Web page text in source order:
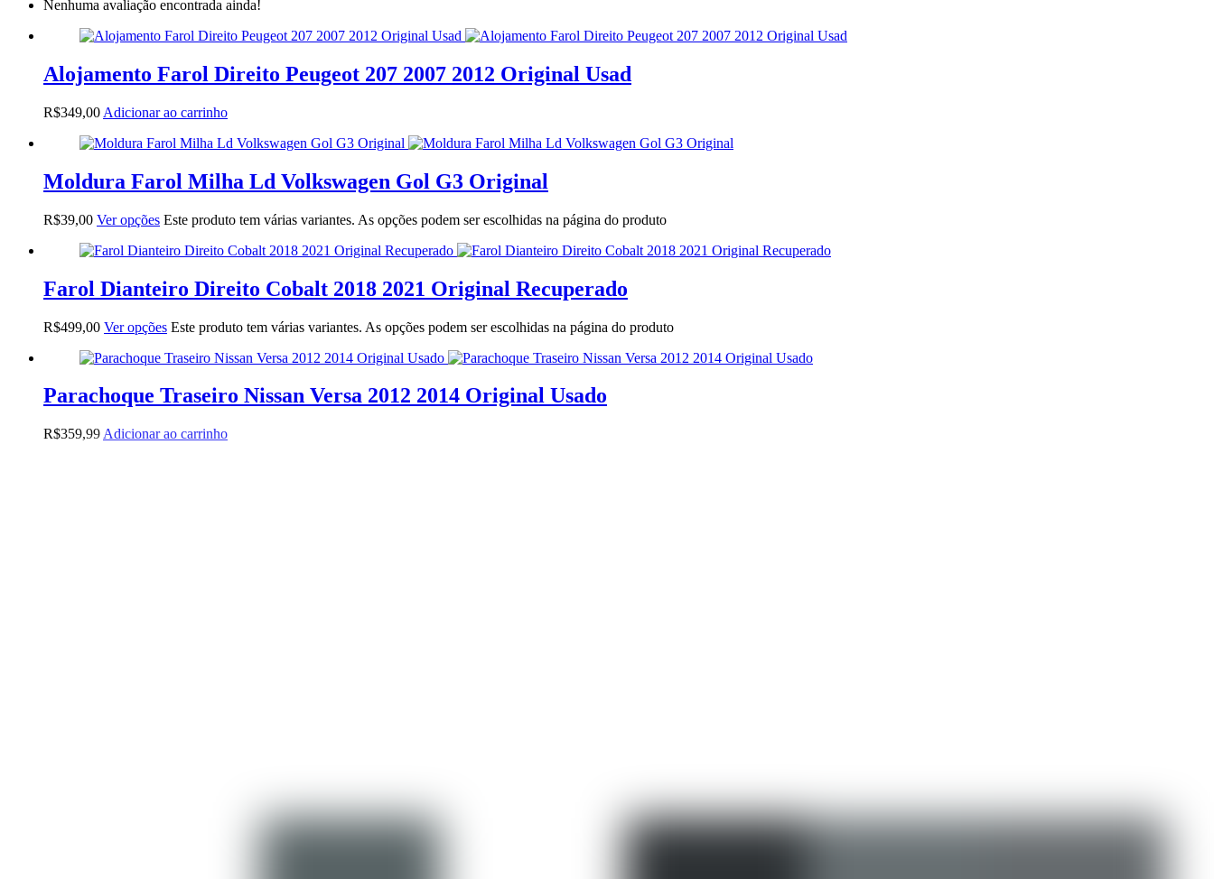
Nenhuma avaliação encontrada ainda!
Alojamento Farol Direito Peugeot 207 2007 2012 Original Usad
R$349,00 Adicionar ao carrinho
Moldura Farol Milha Ld Volkswagen Gol G3 Original
R$39,00 Ver opções Este produto tem várias variantes. As opções podem ser escolhidas na página do produto
Farol Dianteiro Direito Cobalt 2018 2021 Original Recuperado
R$499,00 Ver opções Este produto tem várias variantes. As opções podem ser escolhidas na página do produto
Parachoque Traseiro Nissan Versa 2012 2014 Original Usado
R$359,99 Adicionar ao carrinho